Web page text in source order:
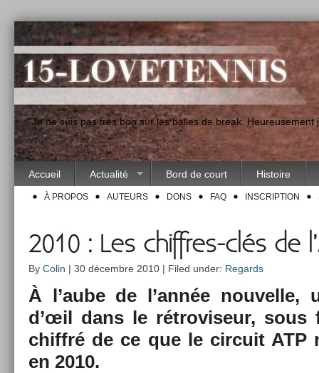
"Je ne suis pas très bon sur les balles de break.
Accueil Actualité Bord de court Histoire
À PROPOS AUTEURS DONS FAQ INSCRIPTION
2010 : Les chiffres-clés de
By Colin | 30 décembre 2010 | Filed under: Regards
À l’aube de l’année nouvel­le,
d’œil dans le rétroviseur, sous
chiffré de ce que le cir­cuit ATP
en 2010.